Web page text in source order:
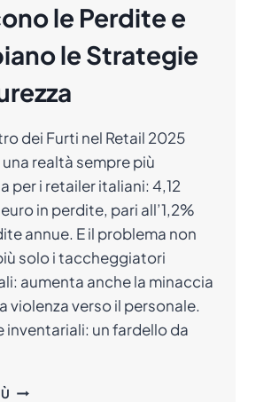
le Perdite e
le Strategie
dei Furti nel Retail 2025
realtà sempre più
per i retailer italiani: 4,12
in perdite, pari all’1,2%
annue. E il problema non
solo i taccheggiatori
aumenta anche la minaccia
violenza verso il personale.
inventariali: un fardello da
FURTI